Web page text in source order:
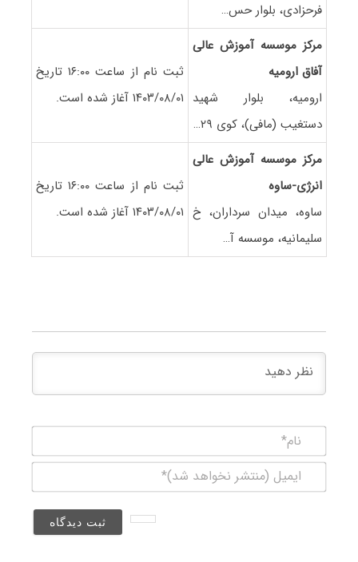
فرحزادی، بلوار حس…
مرکز موسسه آموزش عالی
آفاق ارومیه
ارومیه، بلوار شهید
دستغیب (مافی)، کوی ۲۹…
ثبت نام از ساعت ۱۶:۰۰ تاریخ
۱۴۰۳/۰۸/۰۱ آغاز شده است.
مرکز موسسه آموزش عالی
انرژی-ساوه
ساوه، میدان سرداران، خ
سلیمانیه، موسسه آ…
ثبت نام از ساعت ۱۶:۰۰ تاریخ
۱۴۰۳/۰۸/۰۱ آغاز شده است.
(منتشر